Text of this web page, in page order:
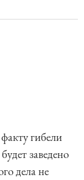
гибели
заведено
дела не